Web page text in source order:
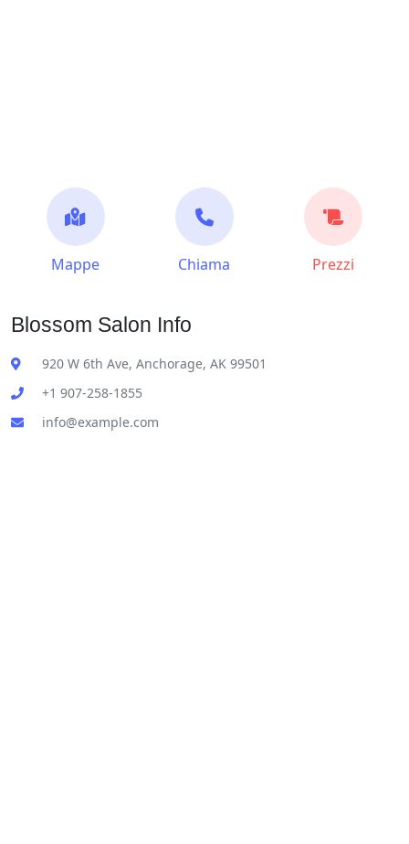
Mappe Chiama Prezzi
Blossom Salon Info
920 W 6th Ave, Anchorage, AK 99501
+1 907-258-1855
info@example.com